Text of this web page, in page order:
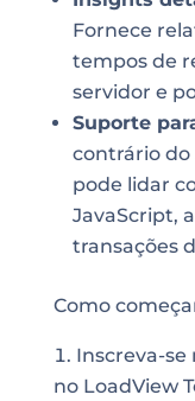
Fornece
tempos de
servidor e
Suporte
contrário do
pode lidar
JavaScript,
transações
Como
Inscreva-se
no LoadView